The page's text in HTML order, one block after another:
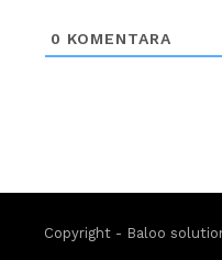
0 KOMENTARA
Copyright - Baloo